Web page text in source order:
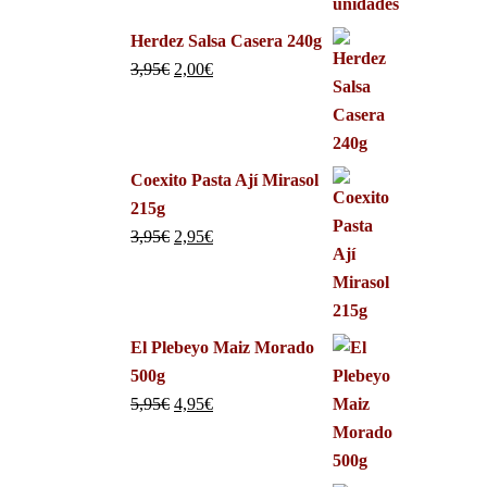
Herdez Salsa Casera 240g
3,95€ 2,00€
Coexito Pasta Ají Mirasol
215g
3,95€ 2,95€
El Plebeyo Maiz Morado
500g
5,95€ 4,95€